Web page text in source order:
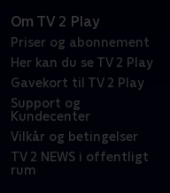
Om TV 2 Play
Priser og abonnement
Her kan du se TV 2 Play
Gavekort til TV 2 Play
Support og
Kundecenter
Vilkår og betingelser
TV 2 NEWS i offentligt
rum